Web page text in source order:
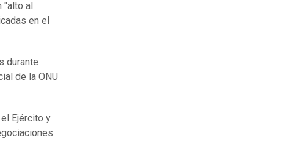
al
en el
durante
de la ONU
Ejército y